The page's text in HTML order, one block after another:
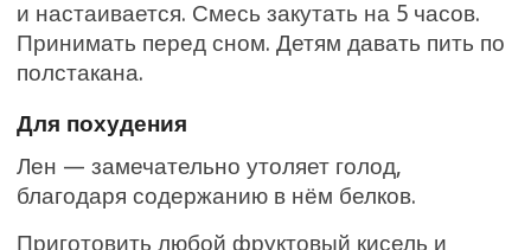
и настаивается. Смесь закутать на 5 часов.
Принимать перед сном. Детям давать пить по
полстакана.
Для похудения
Лен — замечательно утоляет голод,
благодаря содержанию в нём белков.
Приготовить любой фруктовый кисель и